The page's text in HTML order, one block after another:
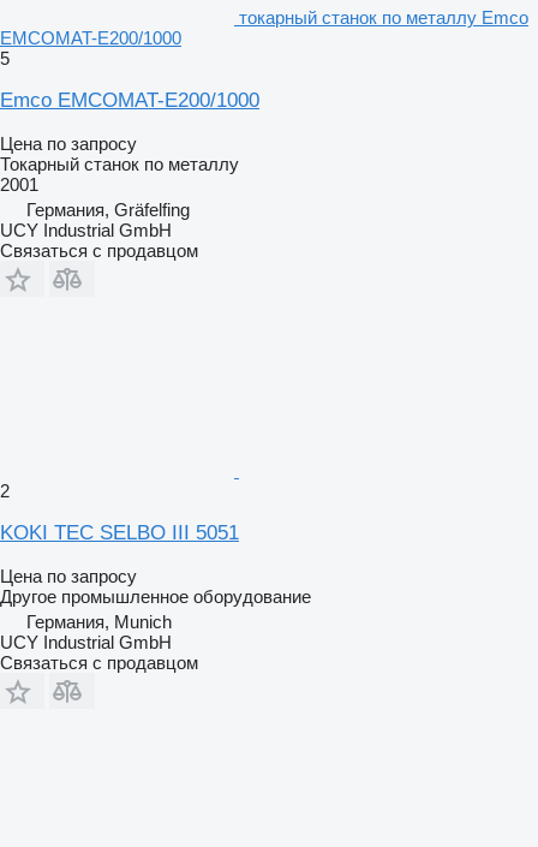
токарный станок по металлу Emco
EMCOMAT-E200/1000
5
Emco EMCOMAT-E200/1000
Цена по запросу
Токарный станок по металлу
2001
Германия, Gräfelfing
UCY Industrial GmbH
Связаться с продавцом
2
KOKI TEC SELBO III 5051
Цена по запросу
Другое промышленное оборудование
Германия, Munich
UCY Industrial GmbH
Связаться с продавцом